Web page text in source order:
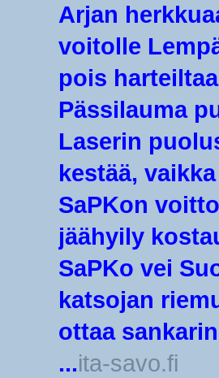
Arjan
voitolle
pois
Pässilauma
Laserin
kestää,
SaPKon
jäähyily
SaPKo vei
katsojan
ottaa
...ita-savo.fi